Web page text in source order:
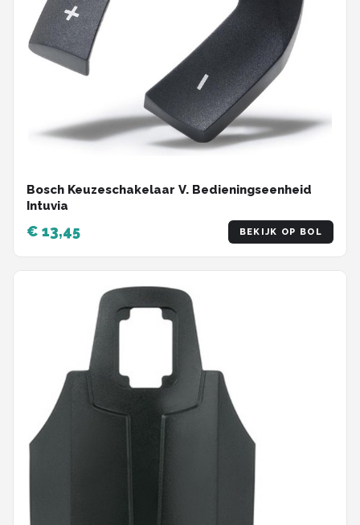
Bosch Keuzeschakelaar V. Bedieningseenheid
Intuvia
€ 13,45 BEKIJK OP BOL